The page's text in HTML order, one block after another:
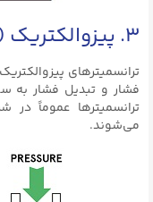
۳. پیزوالکتریک (Piezoelectric):
ترانسمیترهای
فشار و تبدیل فشار به
ترانسمیترها عموماً در
می‌شوند.